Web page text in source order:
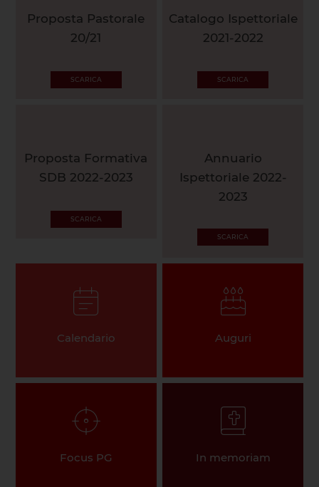
Proposta Pastorale
20/21
SCARICA
Catalogo Ispettoriale
2021-2022
SCARICA
Proposta Formativa
SDB 2022-2023
SCARICA
Annuario
Ispettoriale 2022-
2023
SCARICA
Calendario Auguri
Focus PG In memoriam